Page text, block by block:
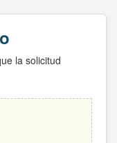
la solicitud